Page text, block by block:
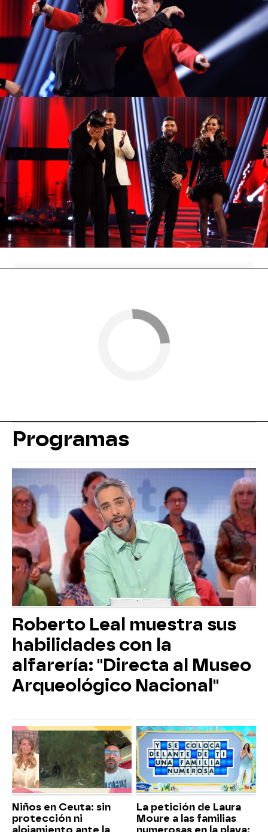
Salma, la decisión de Antonio Orozco
Antonio Orozco ha seleccionado a uno de sus
talents para convertirse en semifinalista de ‘La
Voz’ en su equipo. Tras una dura decisión, se ha
decantado por Salma para continuar dentro del
programa.
Crespo y Salma se han plantado ya en las
Semifinales y si algo está claro es que son claros
candidatos para ganar esta edición.
¡Enhorabuena!
Javier Crespo Directos La Voz Antonio
Antena 3 » Programas » La Voz » Temporada 4 »
Coaches » Antonio Orozco
Programas
Roberto Leal muestra sus
habilidades con la
alfarería: "Directa al Museo
Arqueológico Nacional"
Niños en Ceuta: sin
protección ni
La petición de Laura
Moure a las familias